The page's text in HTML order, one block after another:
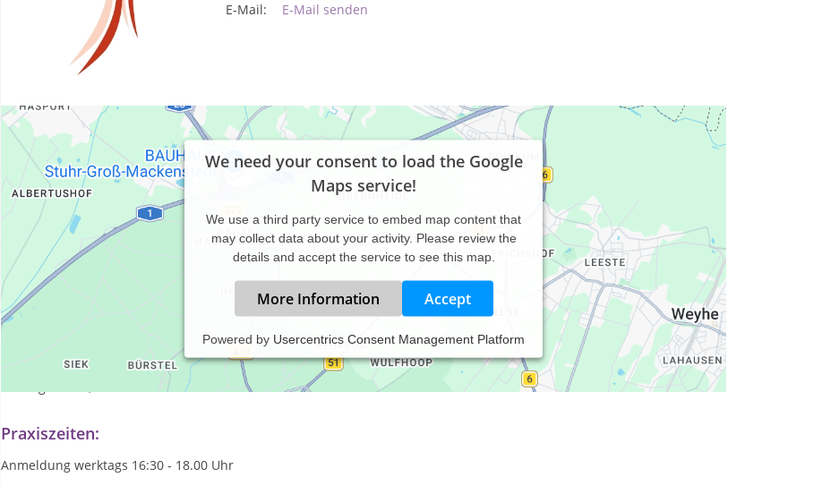
E-Mail:
E-Mail senden
We need your consent to load the Google
Maps service!
We use a third party service to embed map content that
may collect data about your activity. Please review the
details and accept the service to see this map.
More Information Accept
Powered by Usercentrics Consent Management Platform
Körperpsychotherapie als Einzel- oder Gruppenarbeit
In meiner Arbeit verbinde ich körperliche Wahrnehmung mit emotionalem Erleben, Erforschen des biografischen
Hintergrundes, rationales Durcharbeiten und Üben von verändertem Verhalten miteinander.
Praxiszeiten:
Anmeldung werktags 16:30 - 18.00 Uhr